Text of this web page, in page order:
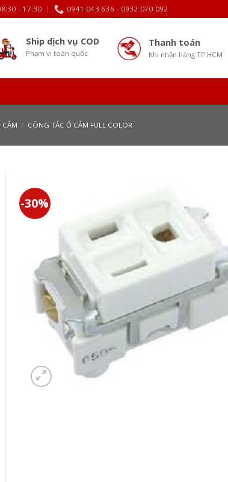
- 17:30 0941 043 636 - 0932 070 092
Ship dịch vụ COD
Phạm vi toàn quốc
Thanh toán
Khi nhận hàng TP.HCM
CẮM / CÔNG TẮC Ổ CẮM FULL COLOR
-30%